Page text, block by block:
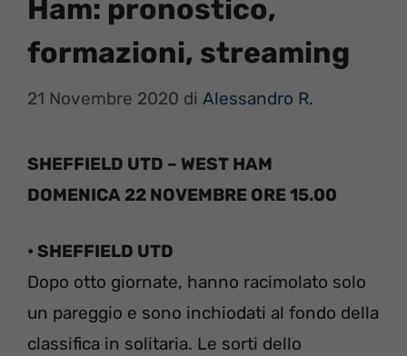
Ham: pronostico,
formazioni, streaming
21 Novembre 2020 di Alessandro R.
SHEFFIELD UTD – WEST HAM
DOMENICA 22 NOVEMBRE ORE 15.00
• SHEFFIELD UTD
Dopo otto giornate, hanno racimolato solo
un pareggio e sono inchiodati al fondo della
classifica in solitaria. Le sorti dello